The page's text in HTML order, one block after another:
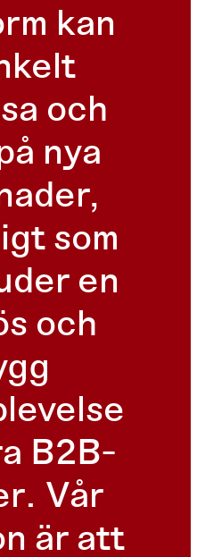
kan
och
nya
som
en
och
B2B-
Vår
är att